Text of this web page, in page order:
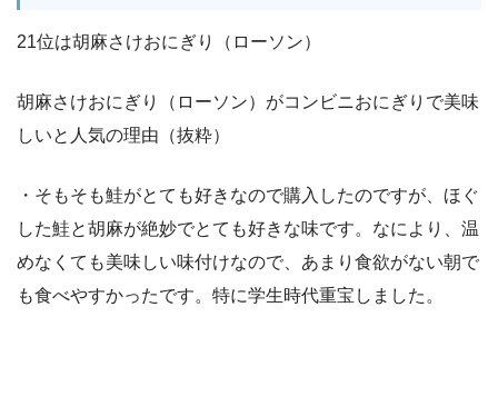
21位は胡麻さけおにぎり（ローソン）
胡麻さけおにぎり（ローソン）がコンビニおにぎりで美味
しいと人気の理由（抜粋）
・そもそも鮭がとても好きなので購入したのですが、ほぐ
した鮭と胡麻が絶妙でとても好きな味です。なにより、温
めなくても美味しい味付けなので、あまり食欲がない朝で
も食べやすかったです。特に学生時代重宝しました。